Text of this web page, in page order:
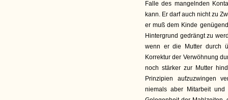
Falle des mangelnden
kann. Er darf auch nicht zu
er muß dem Kinde
Hintergrund gedrängt zu
wenn er die Mutter durch
Korrektur der Verwöhnung
noch stärker zur Mutter
Prinzipien aufzuzwingen
niemals aber Mitarbeit und